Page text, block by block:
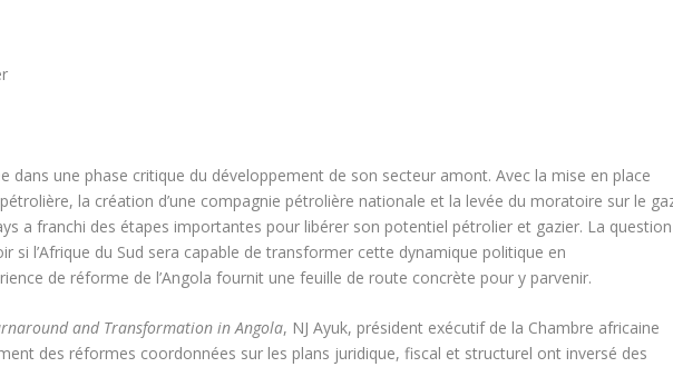
dans une phase critique du développement de son secteur amont. Avec la mise en place
la création d’une compagnie pétrolière nationale et la levée du moratoire sur le
a franchi des étapes importantes pour libérer son potentiel pétrolier et gazier. La question
si l’Afrique du Sud sera capable de transformer cette dynamique politique en
de réforme de l’Angola fournit une feuille de route concrète pour y parvenir.
and Transformation in Angola, NJ Ayuk, président exécutif de la Chambre africaine
des réformes coordonnées sur les plans juridique, fiscal et structurel ont inversé des